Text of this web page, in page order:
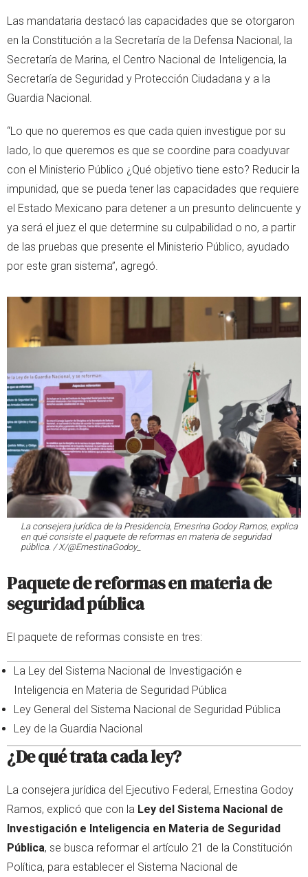
Las mandataria destacó las capacidades que se otorgaron
en la Constitución a la Secretaría de la Defensa Nacional, la
Secretaría de Marina, el Centro Nacional de Inteligencia, la
Secretaría de Seguridad y Protección Ciudadana y a la
Guardia Nacional.
“Lo que no queremos es que cada quien investigue por su
lado, lo que queremos es que se coordine para coadyuvar
con el Ministerio Público ¿Qué objetivo tiene esto? Reducir la
impunidad, que se pueda tener las capacidades que requiere
el Estado Mexicano para detener a un presunto delincuente y
ya será el juez el que determine su culpabilidad o no, a partir
de las pruebas que presente el Ministerio Público, ayudado
por este gran sistema”, agregó.
La consejera jurídica de la Presidencia, Ernesrina Godoy Ramos, explica
en qué consiste el paquete de reformas en materia de seguridad
pública. / X/@ErnestinaGodoy_
Paquete de reformas en materia de
seguridad pública
El paquete de reformas consiste en tres:
La Ley del Sistema Nacional de Investigación e
Inteligencia en Materia de Seguridad Pública
Ley General del Sistema Nacional de Seguridad Pública
Ley de la Guardia Nacional
¿De qué trata cada ley?
La consejera jurídica del Ejecutivo Federal, Ernestina Godoy
Ramos, explicó que con la Ley del Sistema Nacional de
Investigación e Inteligencia en Materia de Seguridad
Pública, se busca reformar el artículo 21 de la Constitución
Política, para establecer el Sistema Nacional de